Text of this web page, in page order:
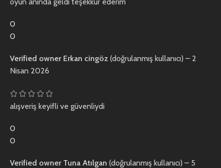
0
0
Verified owner Erkan cingöz (doğrulanmış kullanıcı) – 2
Nisan 2026
alışveriş keyifli ve güvenliydi
0
0
Verified owner Tuna Atılgan (doğrulanmış kullanıcı) – 5